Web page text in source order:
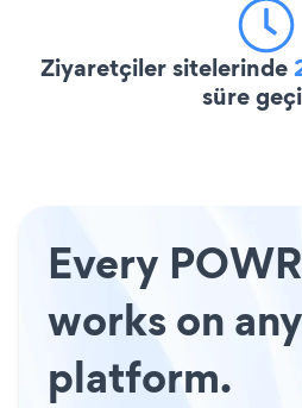
Ziyaretçiler sitelerinde
süre
Every
works on any
platform.